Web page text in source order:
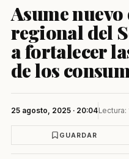
Asume
regional del
a fortalecer
de los
25 agosto, 2025 · 20:04Lectura:
GUARDAR